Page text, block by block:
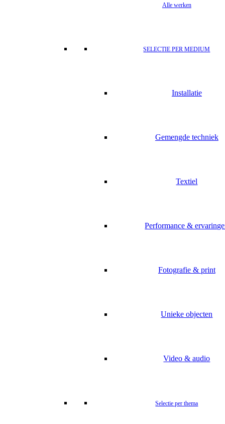
Alle werken
SELECTIE PER MEDIUM
Installatie
Gemengde techniek
Textiel
Performance &
Fotografie & print
Unieke objecten
Video & audio
Selectie per thema